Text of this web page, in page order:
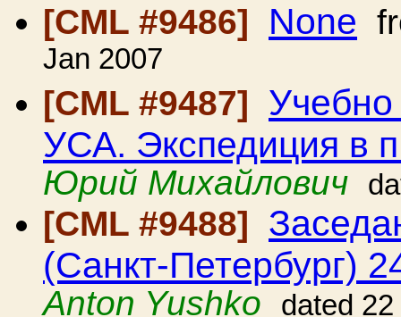
[CML #9486] None
Jan 2007
[CML #9487] Учебно
УСА. Экспедиция в
Юрий Михайлович
[CML #9488]
(Санкт-Петербург)
Anton Yushko
dated